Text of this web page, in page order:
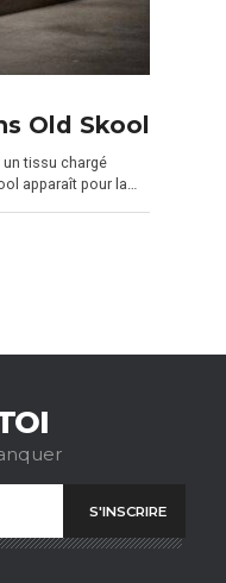
Old Skool
tissu chargé
apparaît pour la…